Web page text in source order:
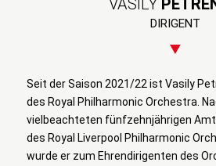
VASILY
DIRIGENT
Seit der Saison 2021/22 ist Vasily
des Royal Philharmonic Orchestra.
vielbeachteten fünfzehnjährigen
des Royal Liverpool Philharmonic
wurde er zum Ehrendirigenten des